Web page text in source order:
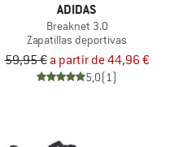
Shorts
ADIDAS
Breaknet 3.0
Zapatillas deportivas
59,95 € a partir de 44,96 €
5,0(1)